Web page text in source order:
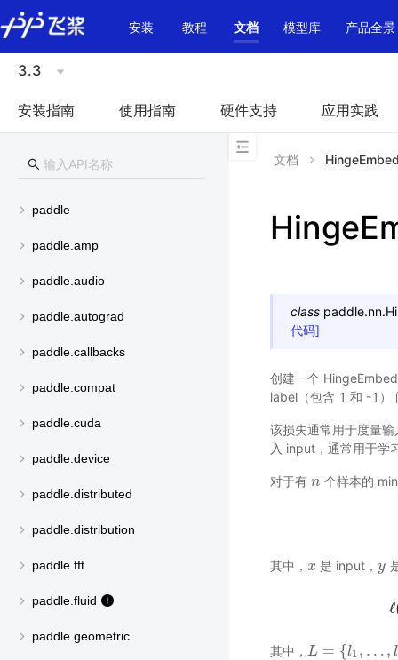
\u200E
安装
教程 文档 模型库 产品全景
3.3
安装指南 使用指南 硬件支持 应用实践
paddle
paddle.amp
paddle.audio
paddle.autograd
paddle.callbacks
paddle.compat
paddle.cuda
paddle.device
paddle.distributed
paddle.distribution
paddle.fft
paddle.fluid
paddle.geometric
文档
class paddle.nn.
代码]
创建一个
label（包含 1 和 -1）
该损失通常用于度量
入 input，通常用于学
对于有 n
n 个样本的
其中， x
x 是 input，y
y
ℓ
ℓ(
其中， L = {l1 , … , l
L= {l1 ,…, N} ⊤